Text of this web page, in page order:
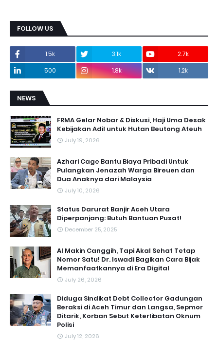
FOLLOW US
1.5k 3.1k
2.7k
500
1.8k 1.2k
NEWS
FRMA Gelar Nobar & Diskusi, Haji Uma Desak
Kebijakan Adil untuk Hutan Beutong Ateuh
July 19, 2026
Azhari Cage Bantu Biaya Pribadi Untuk
Pulangkan Jenazah Warga Bireuen dan
Dua Anaknya dari Malaysia
July 10, 2026
Status Darurat Banjir Aceh Utara
Diperpanjang: Butuh Bantuan Pusat!
December 25, 2025
AI Makin Canggih, Tapi Akal Sehat Tetap
Nomor Satu! Dr. Iswadi Bagikan Cara Bijak
Memanfaatkannya di Era Digital
July 26, 2026
Diduga Sindikat Debt Collector Gadungan
Beraksi di Aceh Timur dan Langsa, Sepmor
Ditarik, Korban Sebut Keterlibatan Oknum
Polisi
July 12, 2026